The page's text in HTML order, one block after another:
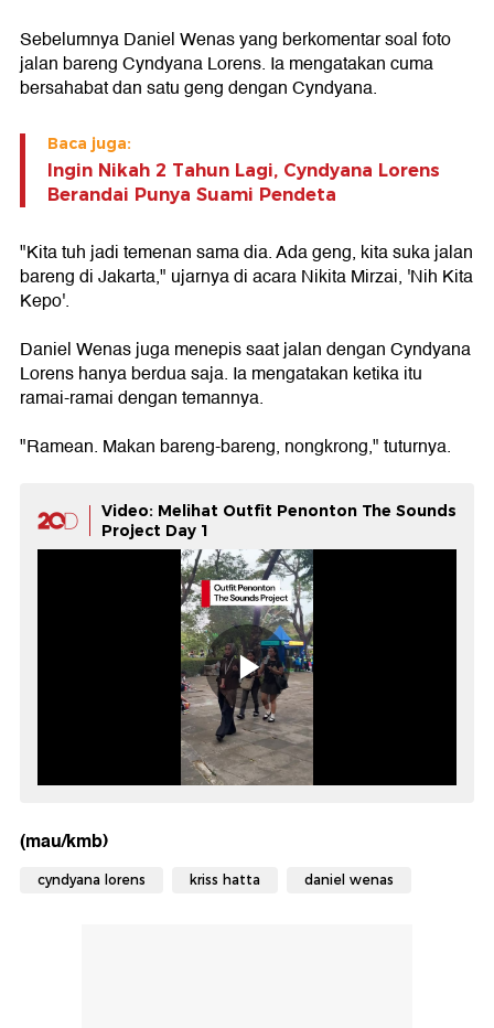
Sebelumnya Daniel Wenas yang berkomentar soal foto
jalan bareng Cyndyana Lorens. Ia mengatakan cuma
bersahabat dan satu geng dengan Cyndyana.
Baca juga:
Ingin Nikah 2 Tahun Lagi, Cyndyana Lorens
Berandai Punya Suami Pendeta
"Kita tuh jadi temenan sama dia. Ada geng, kita suka jalan
bareng di Jakarta," ujarnya di acara Nikita Mirzai, 'Nih Kita
Kepo'.
Daniel Wenas juga menepis saat jalan dengan Cyndyana
Lorens hanya berdua saja. Ia mengatakan ketika itu
ramai-ramai dengan temannya.
"Ramean. Makan bareng-bareng, nongkrong," tuturnya.
Video: Melihat Outfit Penonton The Sounds
Project Day 1
(mau/kmb)
cyndyana lorens kriss hatta daniel wenas